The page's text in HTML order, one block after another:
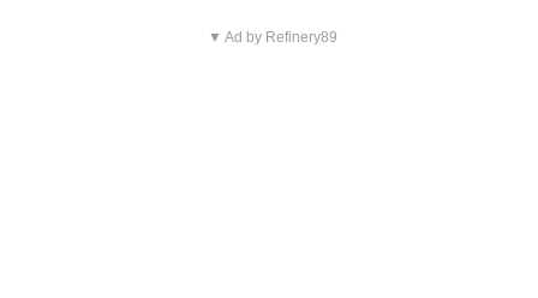
▼ Ad by Refinery89